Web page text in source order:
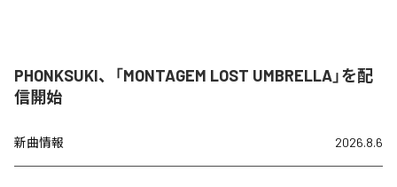
PHONKSUKI、「MONTAGEM LOST UMBRELLA」を配
信開始
新曲情報 2026.8.6